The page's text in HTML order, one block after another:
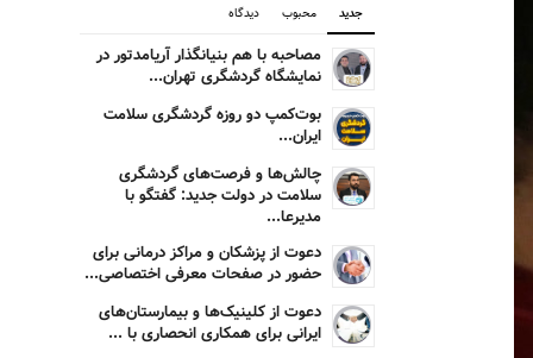
جدید محبوب دیدگاه
مصاحبه با هم بنیانگذار آریامدتور در
نمایشگاه گردشگری تهران...
بوت‌کمپ دو روزه گردشگری سلامت
ایران...
چالش‌ها و فرصت‌های گردشگری
سلامت در دولت جدید: گفتگو با
مدیرعا...
دعوت از پزشکان و مراکز درمانی برای
حضور در صفحات معرفی اختصاصی...
دعوت از کلینیک‌ها و بیمارستان‌های
ایرانی برای همکاری انحصاری با ...